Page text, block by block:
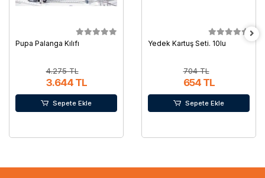
Pupa Palanga Kılıfı
4.275 TL
3.644 TL
Sepete Ekle
Yedek Kartuş Seti. 10lu
704 TL
654 TL
Sepete Ekle